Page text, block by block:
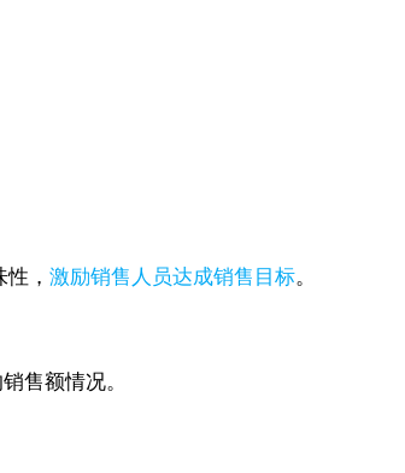
性，激励销售人员达成销售目标。
售额情况。